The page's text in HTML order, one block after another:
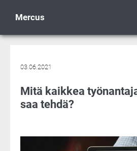
Mercus
03.06.2021
Mitä kaikkea
saa tehdä?